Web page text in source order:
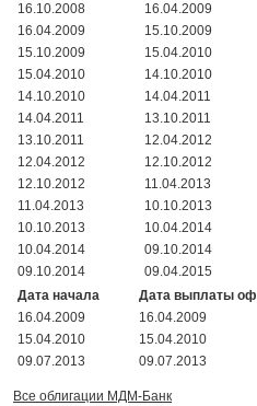
16.10.2008
16.04.2009
16.04.2009
15.10.2009
15.10.2009
15.04.2010
15.04.2010
14.10.2010
14.10.2010
14.04.2011
14.04.2011
13.10.2011
13.10.2011
12.04.2012
12.04.2012
12.10.2012
12.10.2012
11.04.2013
11.04.2013
10.10.2013
10.10.2013
10.04.2014
10.04.2014
09.10.2014
09.10.2014
09.04.2015
Дата начала
Дата выплаты
16.04.2009
16.04.2009
15.04.2010
15.04.2010
09.07.2013
09.07.2013
Все облигации МДМ-Банк